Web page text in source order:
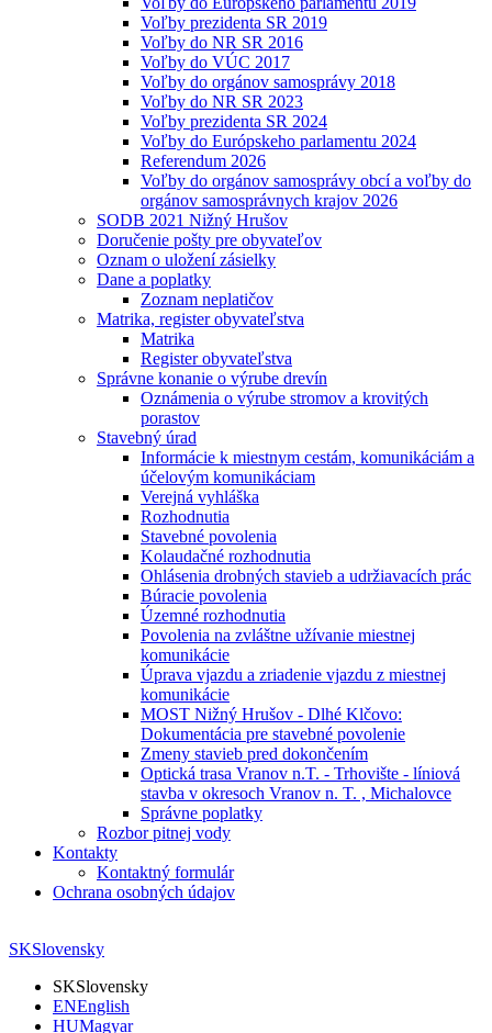
Voľby prezidenta SR 2019
Voľby do NR SR 2016
Voľby do VÚC 2017
Voľby do orgánov samosprávy 2018
Voľby do NR SR 2023
Voľby prezidenta SR 2024
Voľby do Európskeho parlamentu 2024
Referendum 2026
Voľby do orgánov samosprávy obcí a voľby do
orgánov samosprávnych krajov 2026
SODB 2021 Nižný Hrušov
Doručenie pošty pre obyvateľov
Oznam o uložení zásielky
Dane a poplatky
Zoznam neplatičov
Matrika, register obyvateľstva
Matrika
Register obyvateľstva
Správne konanie o výrube drevín
Oznámenia o výrube stromov a krovitých
porastov
Stavebný úrad
Informácie k miestnym cestám, komunikáciám a
účelovým komunikáciam
Verejná vyhláška
Rozhodnutia
Stavebné povolenia
Kolaudačné rozhodnutia
Ohlásenia drobných stavieb a udržiavacích prác
Búracie povolenia
Územné rozhodnutia
Povolenia na zvláštne užívanie miestnej
komunikácie
Úprava vjazdu a zriadenie vjazdu z miestnej
komunikácie
MOST Nižný Hrušov - Dlhé Klčovo:
Dokumentácia pre stavebné povolenie
Zmeny stavieb pred dokončením
Optická trasa Vranov n.T. - Trhovište - líniová
stavba v okresoch Vranov n. T. , Michalovce
Správne poplatky
Rozbor pitnej vody
Kontakty
Kontaktný formulár
Ochrana osobných údajov
SKSlovensky
SKSlovensky
ENEnglish
HUMagyar